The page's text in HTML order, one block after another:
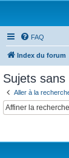
FAQ
Index du forum
Sujets
Aller à la